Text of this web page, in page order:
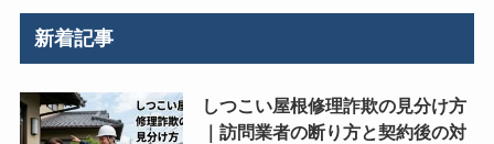
新着記事
しつこい屋根修理詐欺の見分け方
｜訪問業者の断り方と契約後の対